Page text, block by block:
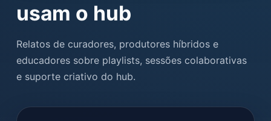
usam o hub
Relatos de curadores, produtores híbridos e
educadores sobre playlists, sessões colaborativas
e suporte criativo do hub.